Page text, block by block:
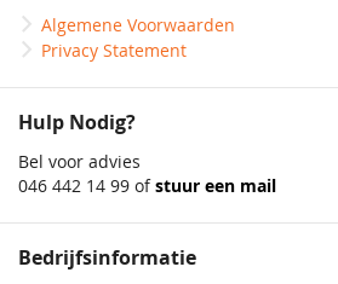
Algemene Voorwaarden
Privacy Statement
Hulp Nodig?
Bel voor advies
046 442 14 99 ofstuur een mail
Bedrijfsinformatie